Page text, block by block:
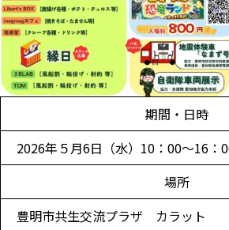
期間・日時
2026年５月6日（水）10：00～16：
場所
豊明市共生交流プラザ カラット